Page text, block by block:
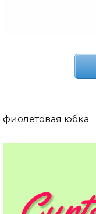
фиолетовая юбка